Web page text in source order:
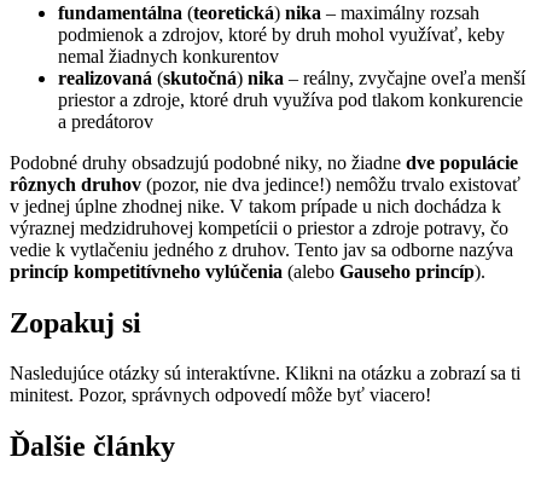
fundamentálna (teoretická) nika – maximálny rozsah
podmienok a zdrojov, ktoré by druh mohol využívať, keby
nemal žiadnych konkurentov
realizovaná (skutočná) nika – reálny, zvyčajne oveľa menší
priestor a zdroje, ktoré druh využíva pod tlakom konkurencie
a predátorov
Podobné druhy obsadzujú podobné niky, no žiadne dve populácie
rôznych druhov (pozor, nie dva jedince!) nemôžu trvalo existovať
v jednej úplne zhodnej nike. V takom prípade u nich dochádza k
výraznej medzidruhovej kompetícii o priestor a zdroje potravy, čo
vedie k vytlačeniu jedného z druhov. Tento jav sa odborne nazýva
princíp kompetitívneho vylúčenia (alebo Gauseho princíp).
Zopakuj si
Nasledujúce otázky sú interaktívne. Klikni na otázku a zobrazí sa ti
minitest. Pozor, správnych odpovedí môže byť viacero!
Ďalšie články